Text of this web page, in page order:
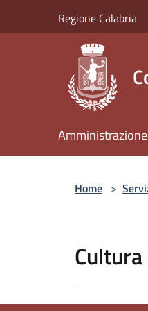
Regione Calabria
Amministrazione
Home >